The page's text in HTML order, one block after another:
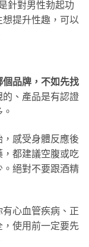
針對男性勃起功
提升性趣，可以
品牌，不如先找
的、產品是有認證
感受身體反應後
都建議空腹或吃
絕對不要跟酒精
心血管疾病、正
使用前一定要先